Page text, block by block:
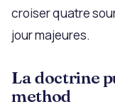
croiser quatre
jour majeures.
La doctrine
method